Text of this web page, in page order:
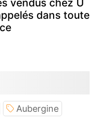
vendus chez U
dans toute
Aubergine